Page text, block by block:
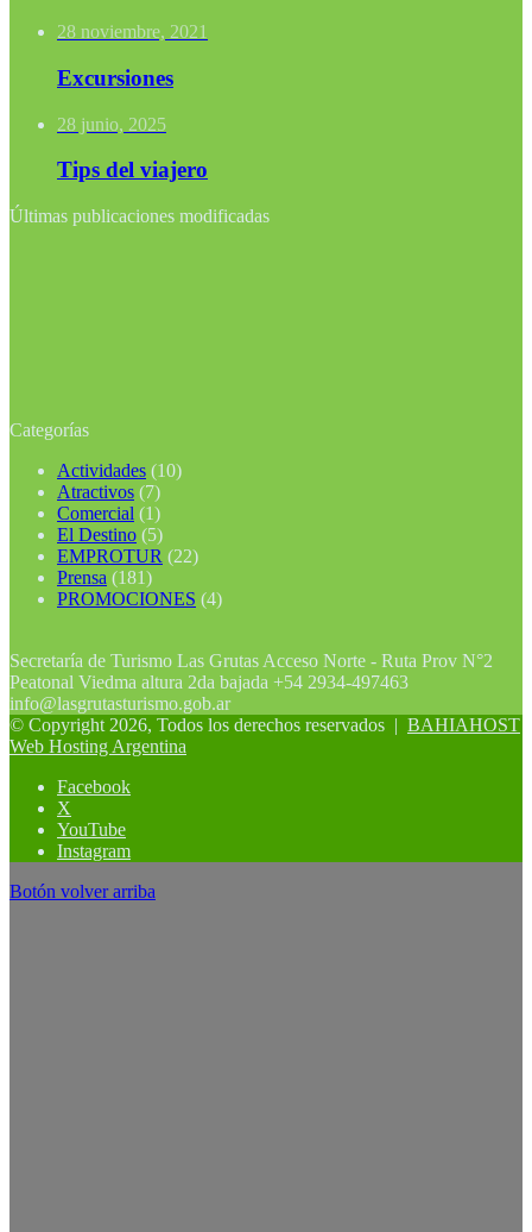
28 noviembre, 2021
Excursiones
28 junio, 2025
Tips del viajero
Últimas publicaciones modificadas
Categorías
Actividades (10)
Atractivos (7)
Comercial (1)
El Destino (5)
EMPROTUR (22)
Prensa (181)
PROMOCIONES (4)
Secretaría de Turismo Las Grutas Acceso Norte - Ruta Prov N°2
Peatonal Viedma altura 2da bajada +54 2934-497463
info@lasgrutasturismo.gob.ar
© Copyright 2026, Todos los derechos reservados | BAHIAHOST
Web Hosting Argentina
Facebook
X
YouTube
Instagram
Botón volver arriba